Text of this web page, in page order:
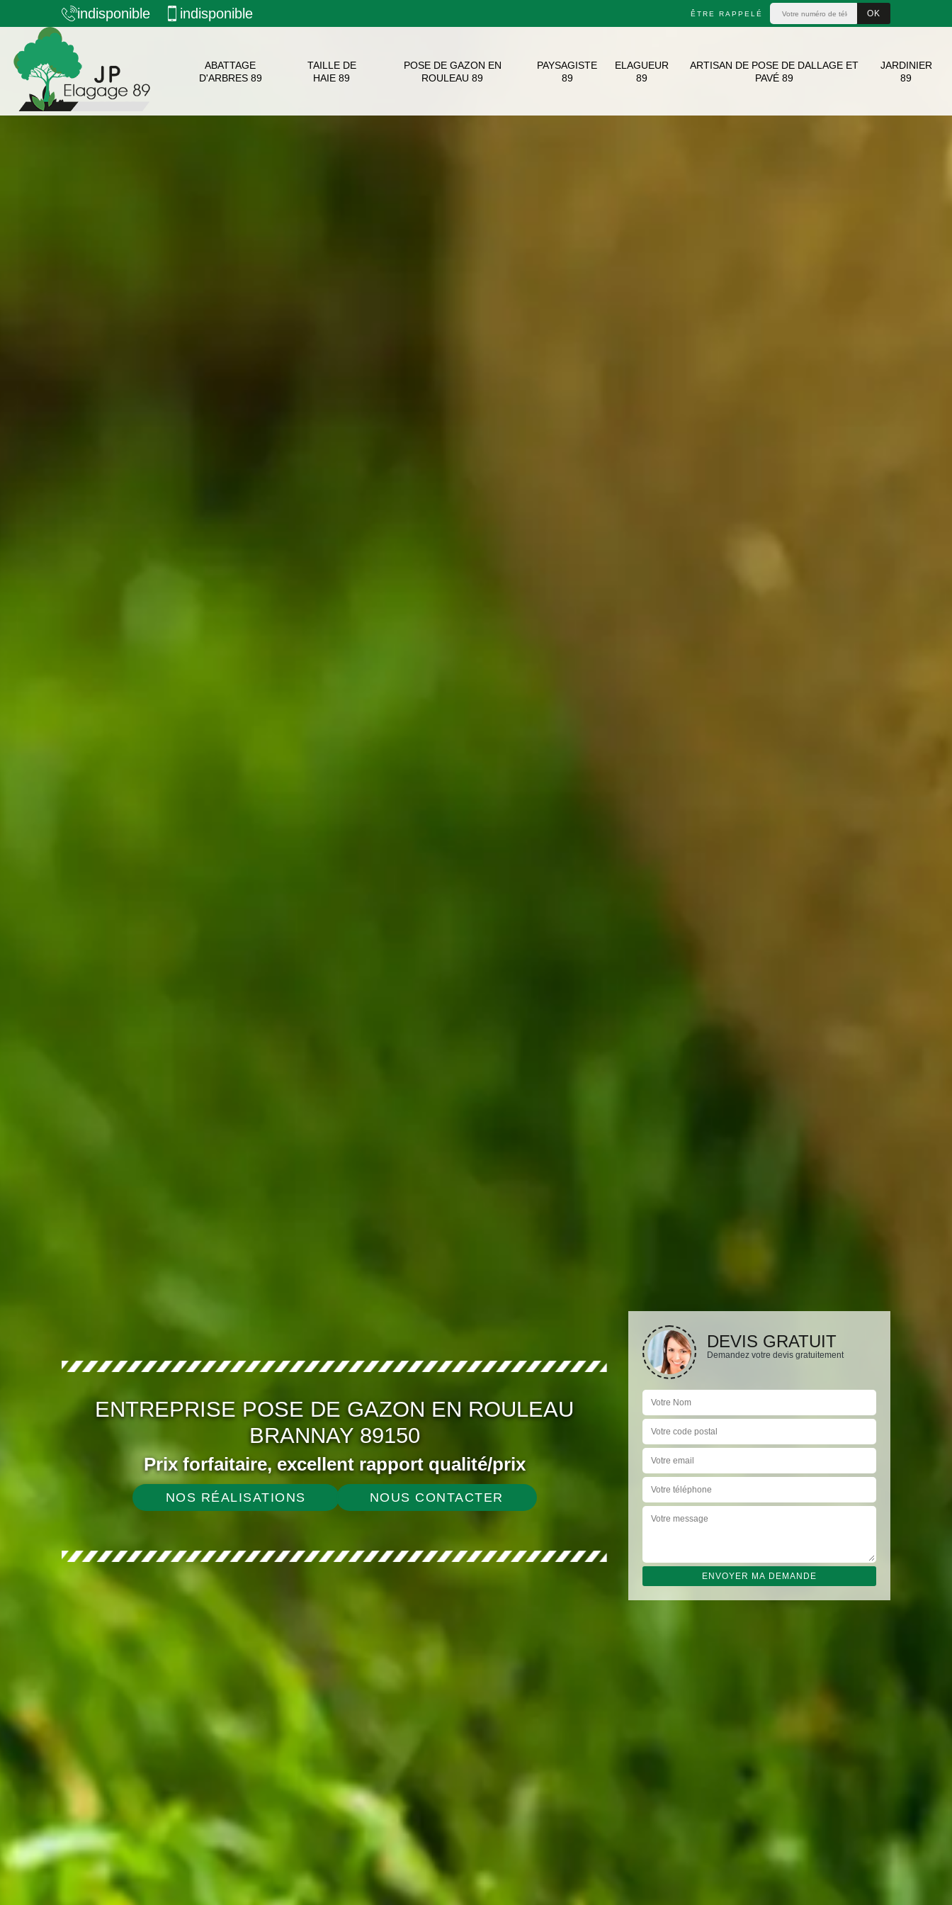
indisponible indisponible ÊTRE RAPPELÉ
ABATTAGE
D'ARBRES 89
TAILLE DE
HAIE 89
POSE DE GAZON EN
ROULEAU 89
PAYSAGISTE
89
ELAGUEUR
89
ARTISAN DE POSE DE DALLAGE ET
PAVÉ 89
JARDINIER
89
ENTREPRISE POSE DE GAZON EN ROULEAU
BRANNAY 89150
Prix forfaitaire, excellent rapport qualité/prix
NOS RÉALISATIONS NOUS CONTACTER
DEVIS GRATUIT
Demandez votre devis gratuitement